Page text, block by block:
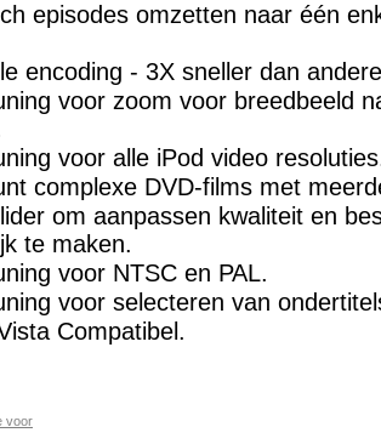
episodes omzetten naar één
encoding - 3X sneller dan
voor zoom voor breedbeeld
voor alle iPod video
complexe DVD-films met
om aanpassen kwaliteit en
te maken.
voor NTSC en PAL.
voor selecteren van
Compatibel.
voor